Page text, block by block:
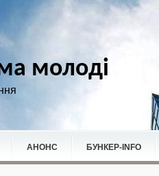
молоді
АНОНС БУНКЕР-ІNFO